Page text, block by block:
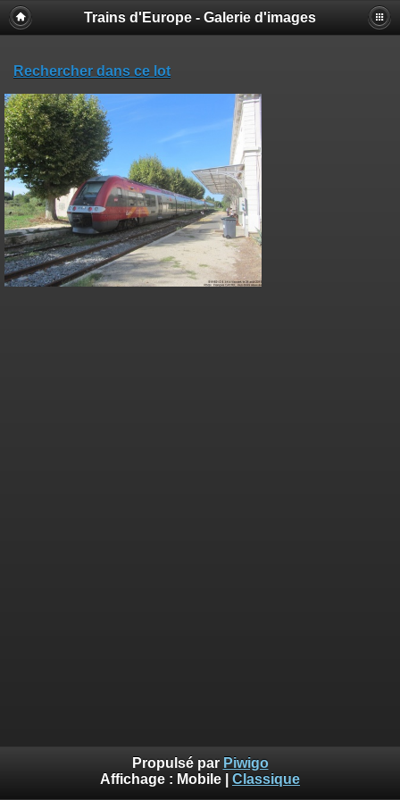
Trains d'Europe - Galerie d'images
Rechercher dans ce lot
Propulsé par Piwigo
Affichage : Mobile Classique